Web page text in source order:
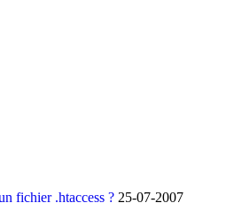
fichier .htaccess ? 25-07-2007